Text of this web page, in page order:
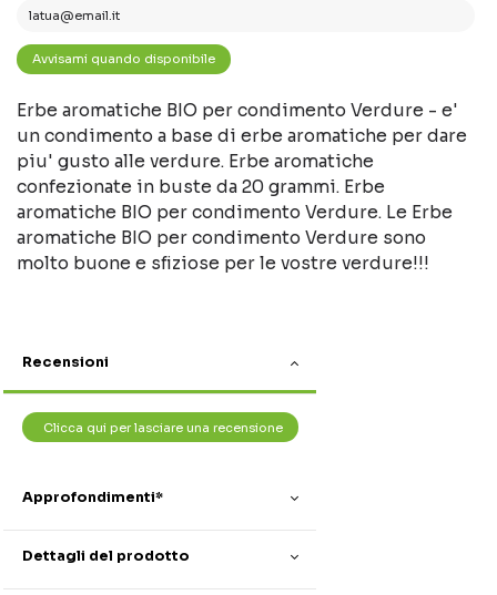
Erbe aromatiche BIO per condimento Verdure - e'
un condimento a base di erbe aromatiche per dare
piu' gusto alle verdure. Erbe aromatiche
confezionate in buste da 20 grammi. Erbe
aromatiche BIO per condimento Verdure. Le Erbe
aromatiche BIO per condimento Verdure sono
molto buone e sfiziose per le vostre verdure!!!
Recensioni
Clicca qui per lasciare una recensione
Approfondimenti*
Dettagli del prodotto